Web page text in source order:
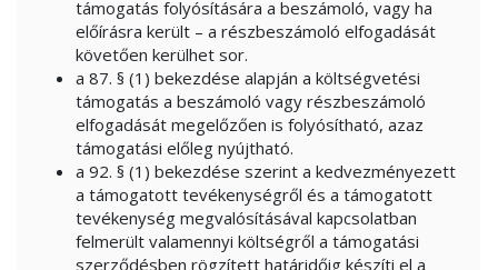
támogatás folyósítására a beszámoló, vagy ha
előírásra került – a részbeszámoló elfogadását
követően kerülhet sor.
a 87. § (1) bekezdése alapján a költségvetési
támogatás a beszámoló vagy részbeszámoló
elfogadását megelőzően is folyósítható, azaz
támogatási előleg nyújtható.
a 92. § (1) bekezdése szerint a kedvezményezett
a támogatott tevékenységről és a támogatott
tevékenység megvalósításával kapcsolatban
felmerült valamennyi költségről a támogatási
szerződésben rögzített határidőig készíti el a